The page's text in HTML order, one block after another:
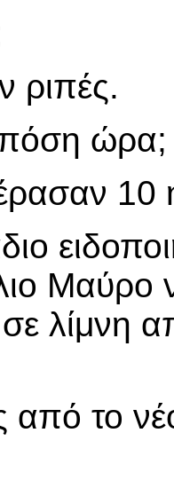
ριπές.
ώρα;
10
Μαύρο
λίμνη
από το